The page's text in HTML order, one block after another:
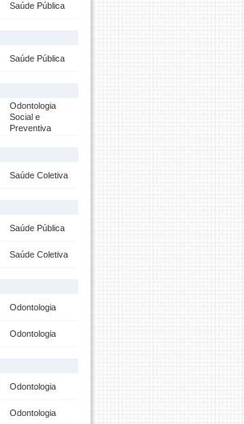
Saúde Pública
Saúde Pública
Odontologia
Social e
Preventiva
Saúde Coletiva
Saúde Pública
Saúde Coletiva
Odontologia
Odontologia
Odontologia
Odontologia